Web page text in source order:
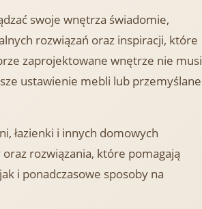
swoje wnętrza świadomie,
rozwiązań oraz inspiracji, które
zaprojektowane wnętrze nie musi
ustawienie mebli lub przemyślane
łazienki i innych domowych
rozwiązania, które pomagają
i ponadczasowe sposoby na